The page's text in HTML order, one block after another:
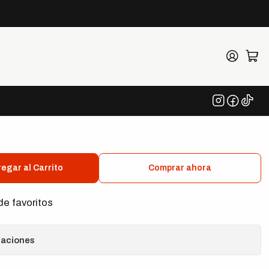
Ferrari Trucker
al Carrito Comprar ahora
favoritos